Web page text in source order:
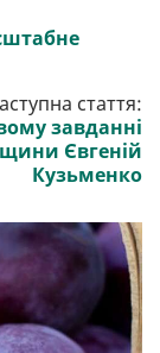
стаття:
завданні
Євгеній
Кузьменко